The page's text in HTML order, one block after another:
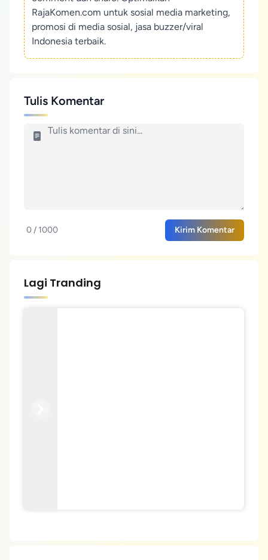
RajaKomen.com untuk sosial media marketing,
promosi di media sosial, jasa buzzer/viral
Indonesia terbaik.
Tulis Komentar
0 / 1000 Kirim Komentar
Lagi Tranding